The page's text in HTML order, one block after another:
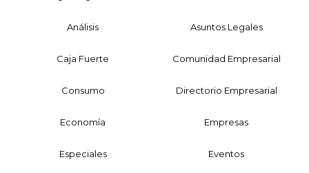
Análisis Asuntos Legales
Caja Fuerte Comunidad Empresarial
Consumo Directorio Empresarial
Economía Empresas
Especiales Eventos